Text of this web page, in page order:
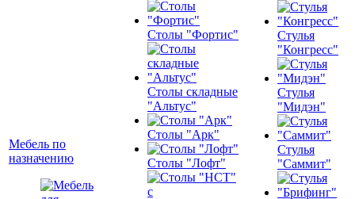
Мебель по
назначению
Столы "Фортис"
Столы складные
"Альтус"
Столы "Арк"
Столы "Лофт"
Стулья
"Конгресс"
Стулья
"Мидэн"
Стулья
"Саммит"